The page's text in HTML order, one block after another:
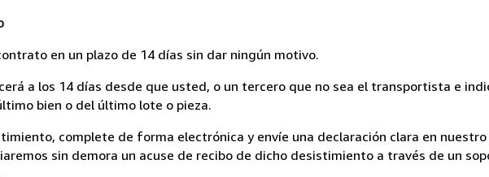
en un plazo de 14 días sin dar ningún motivo.
a los 14 días desde que usted, o un tercero que no sea el transportista e
bien o del último lote o pieza.
complete de forma electrónica y envíe una declaración clara en
sin demora un acuse de recibo de dicho desistimiento a través de un